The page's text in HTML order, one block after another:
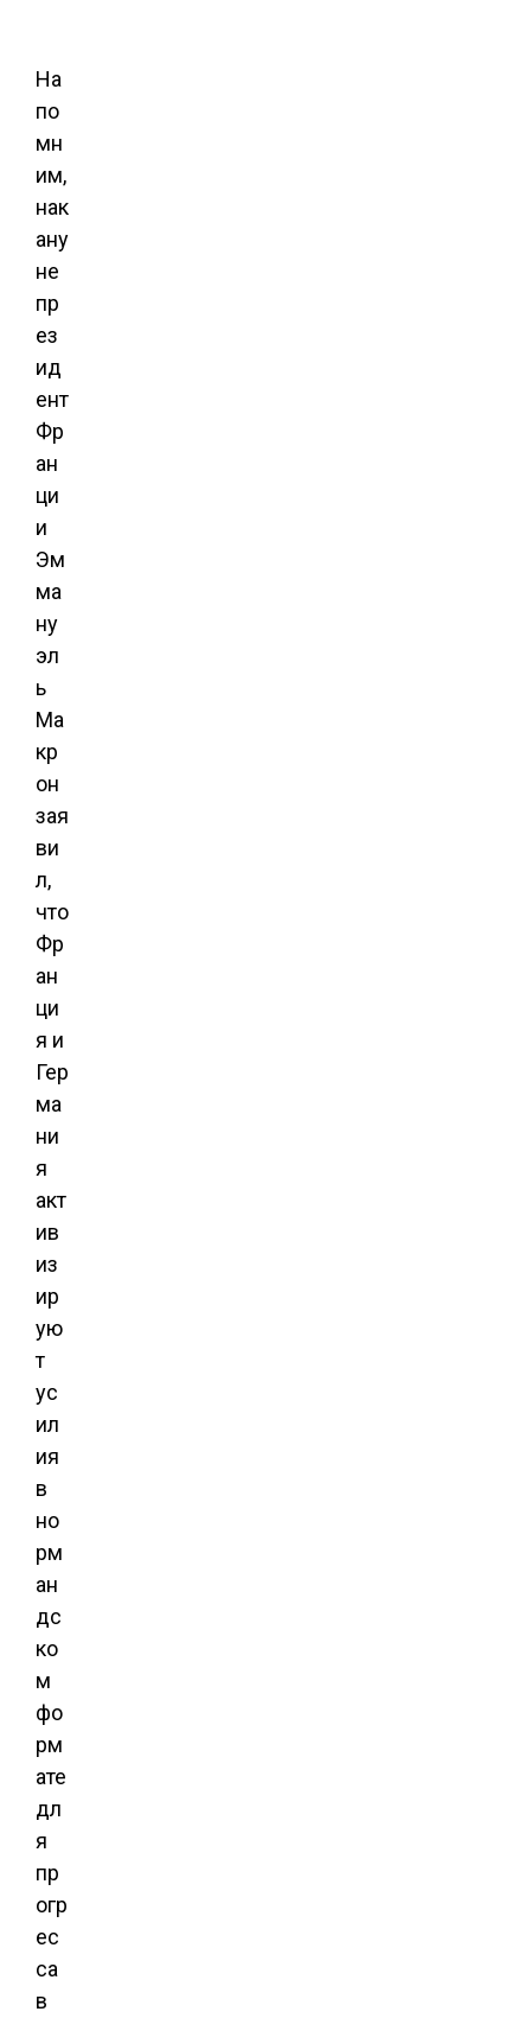
На
по
мн
им,
нак
ану
не
пр
ез
ид
ент
Фр
ан
ци
и
Эм
ма
ну
эл
ь
Ма
кр
он
зая
ви
л,
что
Фр
ан
ци
я и
Гер
ма
ни
я
акт
ив
из
ир
ую
т
ус
ил
ия
в
но
рм
ан
дс
ко
м
фо
рм
ате
дл
я
пр
огр
ес
са
в